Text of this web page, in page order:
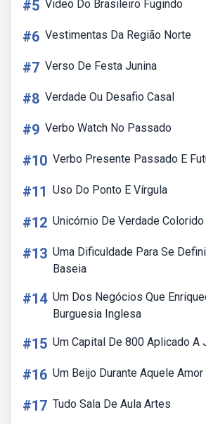
#5 Video Do Brasileiro Fugindo
#6 Vestimentas Da Região Norte
#7 Verso De Festa Junina
#8 Verdade Ou Desafio Casal
#9 Verbo Watch No Passado
#10 Verbo Presente Passado E
#11 Uso Do Ponto E Vírgula
#12 Unicórnio De Verdade Colorido
#13 Uma Dificuldade Para Se
Baseia
#14 Um Dos Negócios Que
Burguesia Inglesa
#15 Um Capital De 800 Aplicado A
#16 Um Beijo Durante Aquele Amor
#17 Tudo Sala De Aula Artes